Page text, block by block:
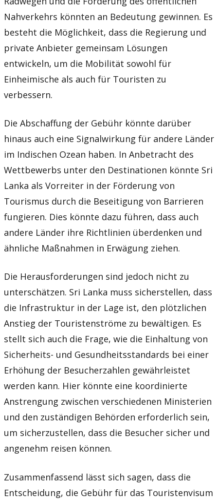
Nahverkehrs könnten an Bedeutung gewinnen. Es
besteht die Möglichkeit, dass die Regierung und
private Anbieter gemeinsam Lösungen
entwickeln, um die Mobilität sowohl für
Einheimische als auch für Touristen zu
verbessern.
Die Abschaffung der Gebühr könnte darüber
hinaus auch eine Signalwirkung für andere Länder
im Indischen Ozean haben. In Anbetracht des
Wettbewerbs unter den Destinationen könnte Sri
Lanka als Vorreiter in der Förderung von
Tourismus durch die Beseitigung von Barrieren
fungieren. Dies könnte dazu führen, dass auch
andere Länder ihre Richtlinien überdenken und
ähnliche Maßnahmen in Erwägung ziehen.
Die Herausforderungen sind jedoch nicht zu
unterschätzen. Sri Lanka muss sicherstellen, dass
die Infrastruktur in der Lage ist, den plötzlichen
Anstieg der Touristenströme zu bewältigen. Es
stellt sich auch die Frage, wie die Einhaltung von
Sicherheits- und Gesundheitsstandards bei einer
Erhöhung der Besucherzahlen gewährleistet
werden kann. Hier könnte eine koordinierte
Anstrengung zwischen verschiedenen Ministerien
und den zuständigen Behörden erforderlich sein,
um sicherzustellen, dass die Besucher sicher und
angenehm reisen können.
Zusammenfassend lässt sich sagen, dass die
Entscheidung, die Gebühr für das Touristenvisum